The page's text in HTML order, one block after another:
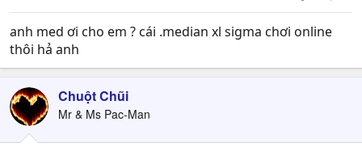
anh med ơi cho em ? cái .median xl sigma chơi online
thôi hả anh
Chuột Chũi
Mr & Ms Pac-Man